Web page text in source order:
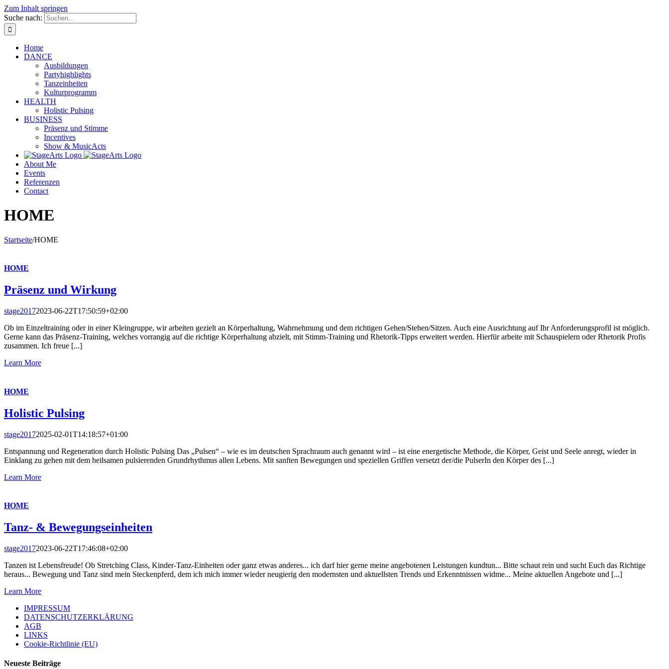
Zum Inhalt springen
Suche nach:
Home
DANCE
Ausbildungen
Partyhighlights
Tanzeinheiten
Kulturprogramm
HEALTH
Holistic Pulsing
BUSINESS
Präsenz und Stimme
Incentives
Show & MusicActs
About Me
Events
Referenzen
Contact
HOME
Startseite/HOME
HOME
Präsenz und Wirkung
stage20172023-06-22T17:50:59+02:00
Ob im Einzeltraining oder in einer Kleingruppe, wir arbeiten gezielt an Körperhaltung, Wahrnehmung und dem richtigen Gehen/Stehen/Sitzen. Auch eine Ausrichtung auf Ihr Anforderungsprofil ist möglich.
Gerne kann das Präsenz-Training, welches vorrangig auf die richtige Körperhaltung abzielt, mit Stimm-Training und Rhetorik-Tipps erweitert werden. Hierfür arbeite mit Schauspielern oder Rhetorik Profis
zusammen. Ich freue [...]
Learn More
HOME
Holistic Pulsing
stage20172025-02-01T14:18:57+01:00
Entspannung und Regeneration durch Holistic Pulsing Das „Pulsen“ – wie es im deutschen Sprachraum auch genannt wird – ist eine energetische Methode, die Körper, Geist und Seele anregt, wieder in
Einklang zu gehen mit dem heilsamen pulsierenden Grundrhythmus allen Lebens. Mit sanften Bewegungen und speziellen Griffen versetzt der/die PulserIn den Körper des [...]
Learn More
HOME
Tanz- & Bewegungseinheiten
stage20172023-06-22T17:46:08+02:00
Tanzen ist Lebensfreude! Ob Stretching Class, Kinder-Tanz-Einheiten oder ganz etwas anderes... ich darf hier gerne meine angebotenen Leistungen kundtun... Bitte schaut rein und sucht Euch das Richtige
heraus... Bewegung und Tanz sind mein Steckenpferd, dem ich mich immer wieder neugierig den modernsten und aktuellsten Trends und Erkenntnissen widme... Meine aktuellen Angebote und [...]
Learn More
IMPRESSUM
DATENSCHUTZERKLÄRUNG
AGB
LINKS
Cookie-Richtlinie (EU)
Neueste Beiträge